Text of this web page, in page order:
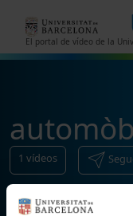
El portal de vídeo de la
1 vídeos